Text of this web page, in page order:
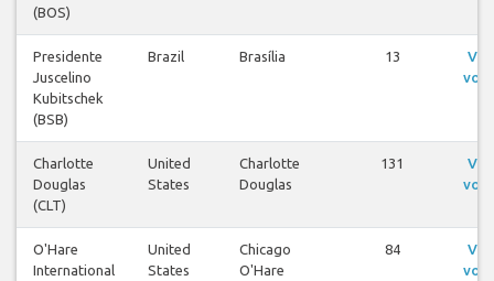
(BOS)
Presidente
Juscelino
Kubitschek
(BSB)
Brazil Brasília 13
Ver
voos
Charlotte
Douglas
(CLT)
United
States
Charlotte
Douglas
131
Ver
voos
O'Hare
International
United
States
Chicago
O'Hare
84
Ver
voos